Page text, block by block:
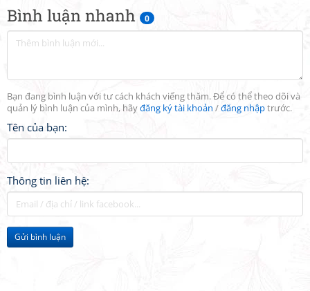
Bình luận nhanh 0
Bạn đang bình luận với tư cách khách viếng thăm. Để có thể theo dõi và
quản lý bình luận của mình, hãyđăng ký tài khoản /đăng nhậptrước.
Tên của bạn:
Thông tin liên hệ:
Gửi bình luận